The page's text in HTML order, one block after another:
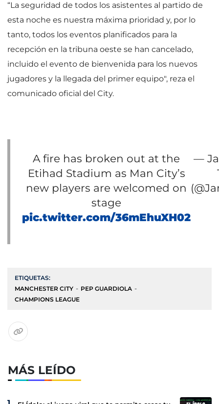
“La seguridad de todos los asistentes al partido de
esta noche es nuestra máxima prioridad y, por lo
tanto, todos los eventos planificados para la
recepción en la tribuna oeste se han cancelado,
incluido el evento de bienvenida para los nuevos
jugadores y la llegada del primer equipo", reza el
comunicado oficial del City.
A fire has broken out at the
Etihad Stadium as Man City’s
new players are welcomed on
stage
pic.twitter.com/36mEhuXH02
—
ETIQUETAS:
MANCHESTER CITY
PEP GUARDIOLA
CHAMPIONS LEAGUE
MÁS LEÍDO